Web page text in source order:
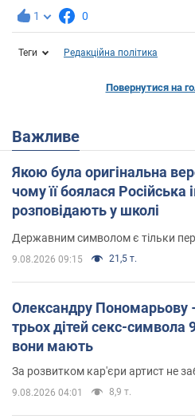
1 0
Теги Редакційна політика
Повернутися на
Важливе
Якою була оригінальна
чому її боялася Російська
розповідають у школі
Державним символом є тільки
9.08.2026 09:15 21,5 т.
Олександру Пономарьову
трьох дітей секс-символа
вони мають
За розвитком кар'єри артист не
9.08.2026 04:01 8,9 т.